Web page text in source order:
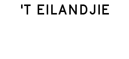
'T EILANDJIE